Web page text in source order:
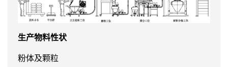
生产物料性状
粉体及颗粒